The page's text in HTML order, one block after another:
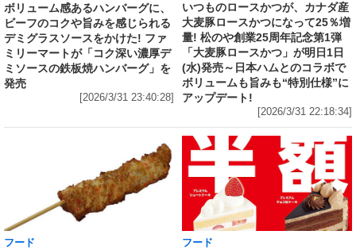
ボリューム感あるハンバーグに、
ビーフのコクや旨みを感じられる
デミグラスソースをかけた! ファ
ミリーマートが「コク深い濃厚デ
ミソースの鉄板焼ハンバーグ」を
発売
[2026/3/31 23:40:28]
いつものロースかつが、カナダ産
大麦豚ロースかつになって25％増
量! 松のや創業25周年記念第1弾
「大麦豚ロースかつ」が明日1日
(水)発売～日本ハムとのコラボで
ボリュームも旨みも“特別仕様”に
アップデート!
[2026/3/31 22:18:34]
フード フード